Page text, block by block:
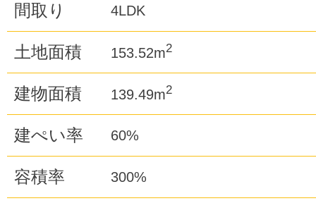
間取り 4LDK
土地面積 153.52m2
建物面積 139.49m2
建ぺい率 60%
容積率 300%